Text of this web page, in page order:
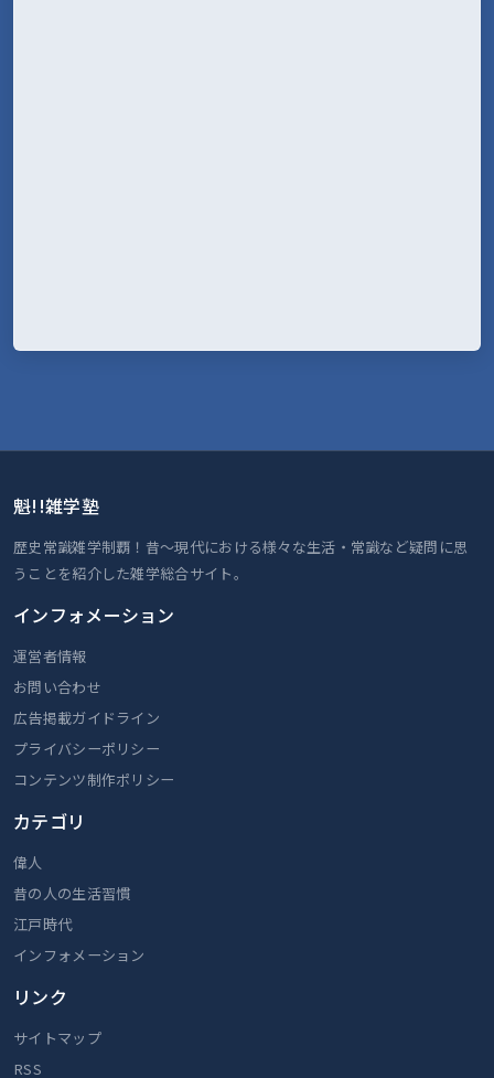
魁!!雑学塾
歴史常識雑学制覇！昔～現代における様々な生活・常識など疑問に思
うことを紹介した雑学総合サイト。
インフォメーション
運営者情報
お問い合わせ
広告掲載ガイドライン
プライバシーポリシー
コンテンツ制作ポリシー
カテゴリ
偉人
昔の人の生活習慣
江戸時代
インフォメーション
リンク
サイトマップ
RSS